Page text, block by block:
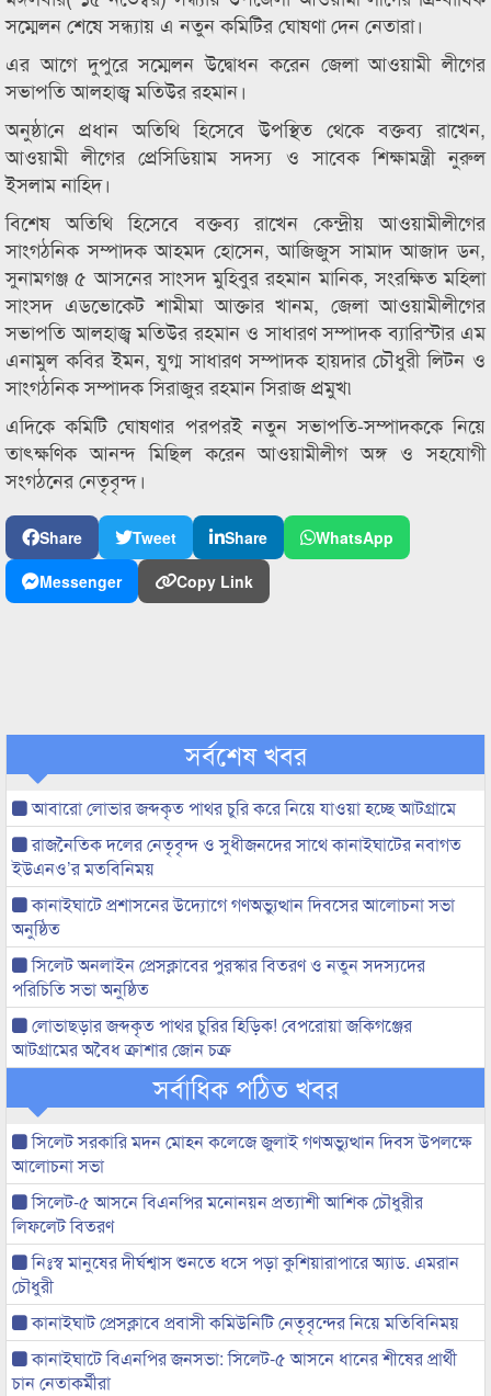
সম্মেলন শেষে সন্ধ্যায় এ নতুন কমিটির ঘোষণা দেন নেতারা।
এর আগে দুপুরে সম্মেলন উদ্বোধন করেন জেলা আওয়ামী লীগের
সভাপতি আলহাজ্ব মতিউর রহমান।
অনুষ্ঠা‌নে প্রধান অতিথি হিসেবে উপস্থিত থেকে বক্তব্য রাখেন,
আওয়ামী লীগের প্রেসিডিয়াম সদস্য ও সাবেক শিক্ষামন্ত্রী নুরুল
ইসলাম নাহিদ।
বিশেষ অতিথি হিসেবে বক্তব্য রাখেন কেন্দ্রীয় আওয়ামীলীগের
সাংগঠনিক সম্পাদক আহমদ হোসেন, আজিজুস সামাদ আজাদ ডন,
সুনামগঞ্জ ৫ আসনের সাংসদ মুহিবুর রহমান মানিক, সংরক্ষিত মহিলা
সাংসদ এডভোকেট শামীমা আক্তার খানম, জেলা আওয়ামীলীগের
সভাপতি আলহাজ্ব মতিউর রহমান ও সাধারণ সম্পাদক ব্যারিস্টার এম
এনামুল কবির ইমন, যুগ্ম সাধারণ সম্পাদক হায়দার চৌধুরী লিটন ও
সাংগঠনিক সম্পাদক সিরাজুর রহমান সিরাজ প্রমুখ৷
এদিকে কমিটি ঘোষণার পরপরই নতুন সভাপতি-সম্পাদককে নিয়ে
তাৎক্ষণিক আনন্দ মিছিল করেন আওয়ামীলীগ অঙ্গ ও সহযোগী
সংগঠনের নেতৃবৃন্দ।
Share Tweet Share
WhatsApp
Messenger
Copy Link
সর্বশেষ খবর
আবারো লোভার জব্দকৃত পাথর চুরি করে নিয়ে যাওয়া হচ্ছে আটগ্রামে
রাজনৈতিক দলের নেতৃবৃন্দ ও সুধীজনদের সাথে কানাইঘাটের নবাগত
ইউএনও’র মতবিনিময়
কানাইঘাটে প্রশাসনের উদ্যোগে গণঅভ্যুত্থান দিবসের আলোচনা সভা
অনুষ্ঠিত
সিলেট অনলাইন প্রেসক্লাবের পুরস্কার বিতরণ ও নতুন সদস্যদের
পরিচিতি সভা অনুষ্ঠিত
লোভাছড়ার জব্দকৃত পাথর চুরির হিড়িক! বেপরোয়া জকিগঞ্জের
আটগ্রামের অবৈধ ক্রাশার জোন চক্র
সর্বাধিক পঠিত খবর
সিলেট সরকারি মদন মোহন কলেজে জুলাই গণঅভ্যুত্থান দিবস উপলক্ষে
আলোচনা সভা
সিলেট-৫ আসনে বিএনপির মনোনয়ন প্রত্যাশী আশিক চৌধুরীর
লিফলেট বিতরণ
নিঃস্ব মানুষের দীর্ঘশ্বাস শুনতে ধসে পড়া কুশিয়ারাপারে অ্যাড. এমরান
চৌধুরী
কানাইঘাট প্রেসক্লাবে প্রবাসী কমিউনিটি নেতৃবৃন্দের নিয়ে মতিবিনিময়
কানাইঘাটে বিএনপির জনসভা: সিলেট-৫ আসনে ধানের শীষের প্রার্থী
চান নেতাকর্মীরা